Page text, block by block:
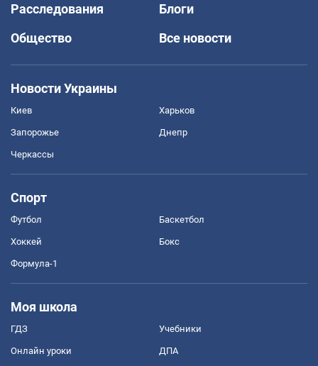
Расследования
Блоги
Общество
Все новости
Новости Украины
Киев Харьков
Запорожье Днепр
Черкассы
Спорт
Футбол Баскетбол
Хоккей Бокс
Формула-1
Моя школа
ГДЗ Учебники
Онлайн уроки ДПА